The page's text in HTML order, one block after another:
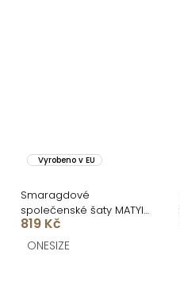
Vyrobeno v EU
Smaragdové
společenské šaty MATYIA
se zavazováním na
ramenech
819 Kč
ONESIZE